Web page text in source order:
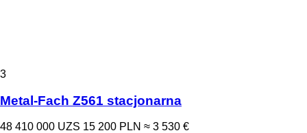
3
Metal-Fach Z561 stacjonarna
48 410 000 UZS 15 200 PLN ≈ 3 530 €